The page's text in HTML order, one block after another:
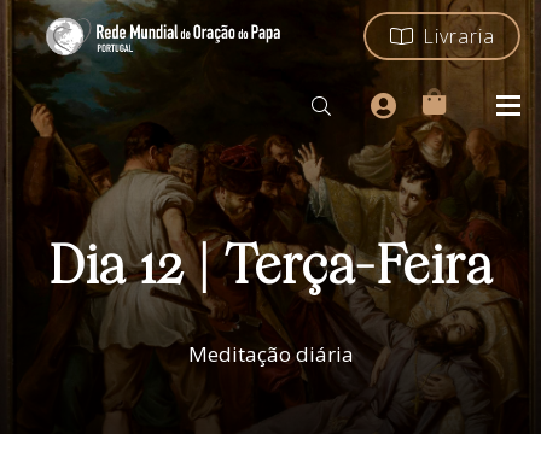
Livraria
Dia 12 | Terça-Feira
Meditação diária